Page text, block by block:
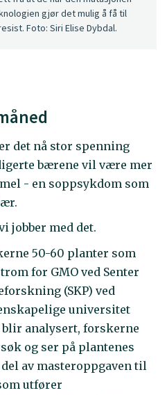
gjør det mulig å få til
Foto: Siri Elise Dybdal.
det nå stor spenning
bærene vil være mer
- en soppsykdom som
jobber med det.
50-60 planter som
for GMO ved Senter
(SKP) ved
universitet
blir analysert, forskerne
og ser på plantenes
av masteroppgaven til
utfører